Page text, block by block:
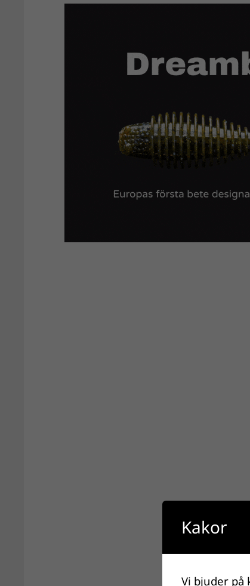
Kakor
Vi bjuder på